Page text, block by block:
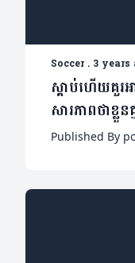
Soccer. 3 years
ស្តាប់ហើយគួ
សារភាពថាខ្លួ
ឆ្នើម២រូបនេះទ
Published By